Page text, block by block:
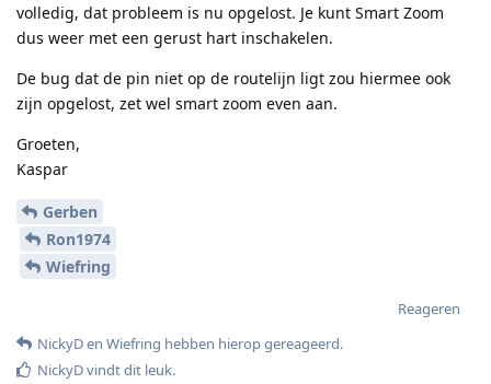
volledig, dat probleem is nu opgelost. Je kunt Smart Zoom
dus weer met een gerust hart inschakelen.
De bug dat de pin niet op de routelijn ligt zou hiermee ook
zijn opgelost, zet wel smart zoom even aan.
Groeten,
Kaspar
Gerben
Ron1974
Wiefring
Reageren
NickyDen Wiefring hebben hierop gereageerd.
NickyDvindt dit leuk.